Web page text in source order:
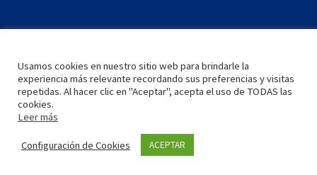
YOUTUBE TERMS OF SERVICE
PRIVACY POLICY
POLÍTICA DE PRIVACIDAD
INICIO
by
Usamos cookies en nuestro sitio web para brindarle la
experiencia más relevante recordando sus preferencias y visitas
repetidas. Al hacer clic en "Aceptar", acepta el uso de TODAS las
cookies.
Leer más
Configuración de Cookies ACEPTAR